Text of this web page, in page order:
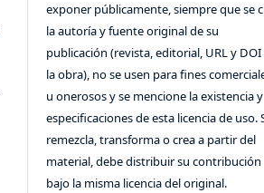
exponer públicamente, siempre que se
la autoría y fuente original de su
publicación (revista, editorial, URL y DOI
la obra), no se usen para fines
u onerosos y se mencione la existencia y
especificaciones de esta licencia de uso.
remezcla, transforma o crea a partir del
material, debe distribuir su contribución
bajo la misma licencia del original.